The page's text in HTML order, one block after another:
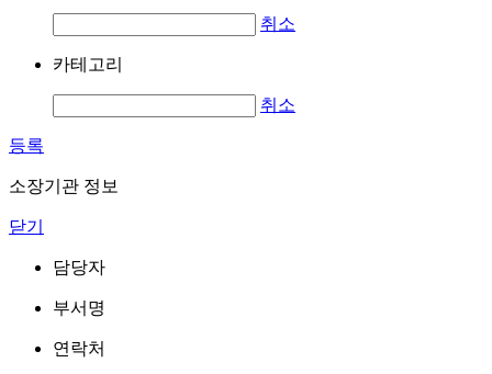
취소
카테고리
취소
등록
소장기관 정보
닫기
담당자
부서명
연락처